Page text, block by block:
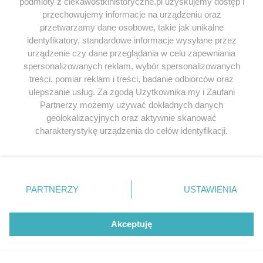
SERWIS
SPOŁECZNOŚĆ
WSPÓŁPRACA
KONTAKT
ODWIEDŹ RÓWNIEŻ:
przechowujemy informacje na urządzeniu oraz
przetwarzamy dane osobowe, takie jak unikalne
identyfikatory, standardowe informacje wysyłane przez
urządzenie czy dane przeglądania w celu zapewniania
spersonalizowanych reklam, wybór spersonalizowanych
treści, pomiar reklam i treści, badanie odbiorców oraz
ulepszanie usług. Za zgodą Użytkownika my i Zaufani
Partnerzy możemy używać dokładnych danych
geolokalizacyjnych oraz aktywnie skanować
charakterystykę urządzenia do celów identyfikacji.
zmienić/wycofać klikając przycisk ustawień prywatności
znajdujący się w lewym dolnym rogu strony
. Niektóre
użytkownika, ale masz prawo sprzeciwić się takiemu
przetwarzaniu. Preferencje będą miały zastosowania tylko
PARTNERZY USTAWIENIA
Akceptuję